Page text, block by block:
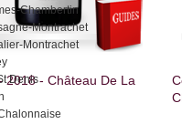
Chambertin
Montrachet
Montrachet
Denis
2018 - Château De La